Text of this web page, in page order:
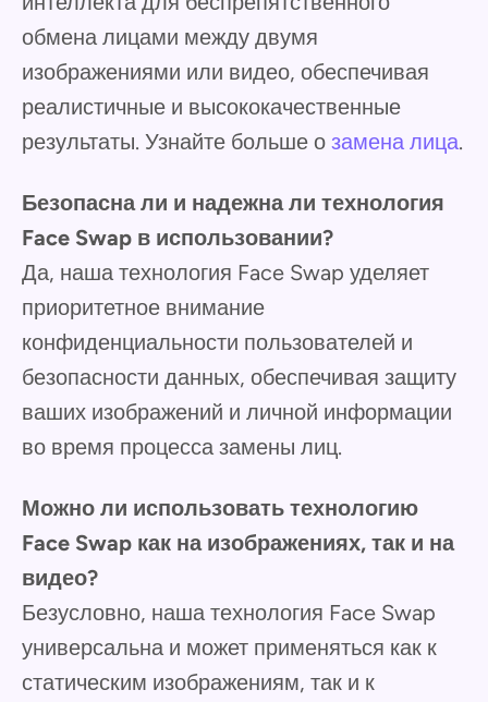
обмена лицами между двумя
изображениями или видео, обеспечивая
реалистичные и высококачественные
результаты. Узнайте больше о замена лица.
Безопасна ли и надежна ли технология
Face Swap в использовании?
Да, наша технология Face Swap уделяет
приоритетное внимание
конфиденциальности пользователей и
безопасности данных, обеспечивая защиту
ваших изображений и личной информации
во время процесса замены лиц.
Можно ли использовать технологию
Face Swap как на изображениях, так и на
видео?
Безусловно, наша технология Face Swap
универсальна и может применяться как к
статическим изображениям, так и к